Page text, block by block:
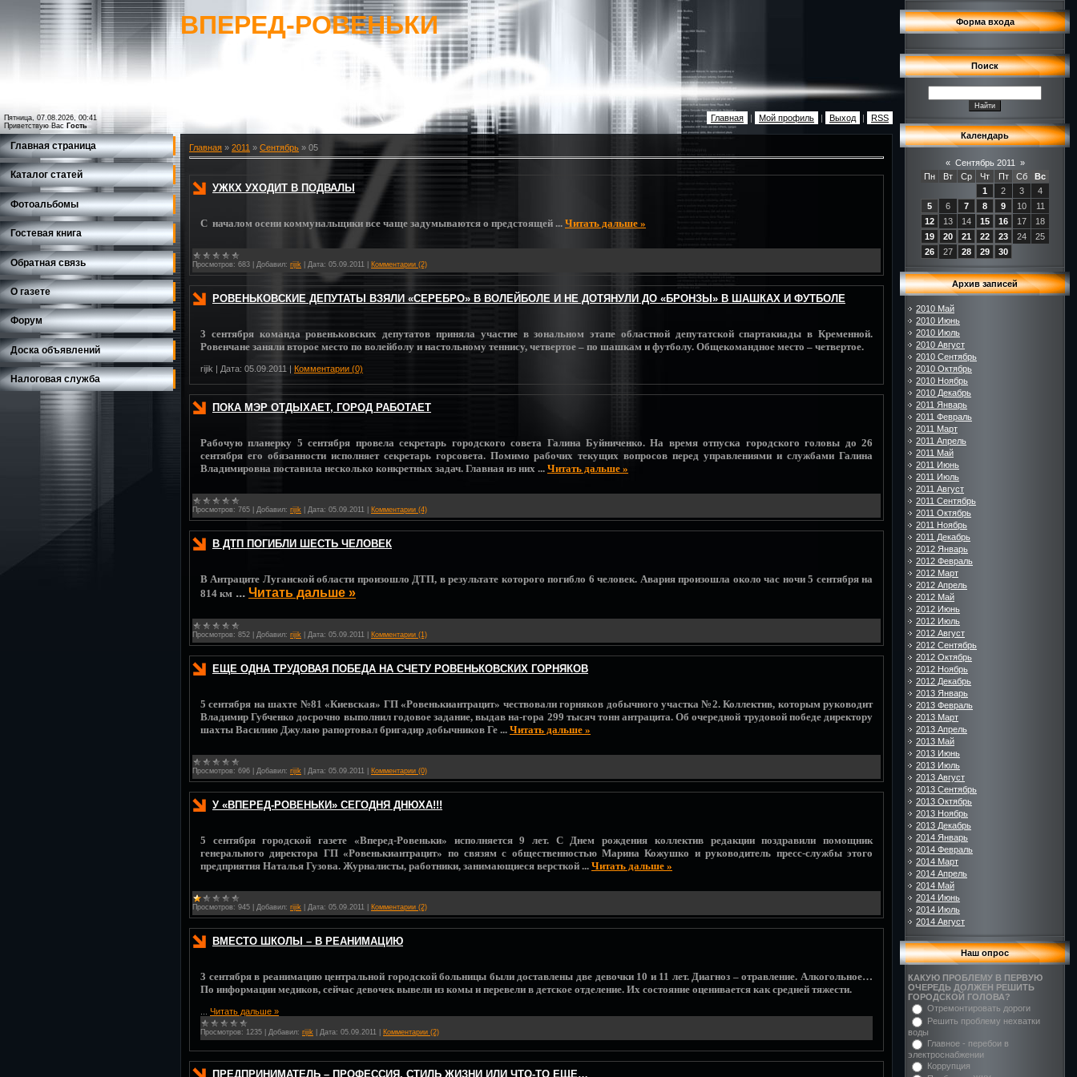
Пятница, 07.08.2026, 00:41
Приветствую Вас Гость
ВПЕРЕД-РОВЕНЬКИ
Главная | Мой профиль | Выход | RSS
Главная страница
Каталог статей
Фотоальбомы
Гостевая книга
Обратная связь
О газете
Форум
Доска объявлений
Налоговая служба
Главная » 2011 » Сентябрь » 05
УЖКХ УХОДИТ В ПОДВАЛЫ
С началом осени коммунальщики все чаще задумываются о предстоящей ... Читать дальше »
Просмотров: 683 Добавил: rijik Дата: 05.09.2011 Комментарии (2)
РОВЕНЬКОВСКИЕ ДЕПУТАТЫ ВЗЯЛИ «СЕРЕБРО» В ВОЛЕЙБОЛЕ И НЕ ДОТЯНУЛИ ДО «БРОНЗЫ» В ШАШКАХ И ФУТБОЛЕ
3 сентября команда ровеньковских депутатов приняла участие в зональном этапе областной депутатской спартакиады в Кременной.
Ровенчане заняли второе место по волейболу и настольному теннису, четвертое – по шашкам и футболу. Общекомандное место – четвертое.
rijik | Дата: 05.09.2011 | Комментарии (0)
ПОКА МЭР ОТДЫХАЕТ, ГОРОД РАБОТАЕТ
Рабочую планерку 5 сентября провела секретарь городского совета Галина Буйниченко. На время отпуска городского головы до 26
сентября его обязанности исполняет секретарь горсовета. Помимо рабочих текущих вопросов перед управлениями и службами Галина
Владимировна поставила несколько конкретных задач. Главная из них ... Читать дальше »
Просмотров: 765 Добавил: rijik Дата: 05.09.2011 Комментарии (4)
В ДТП ПОГИБЛИ ШЕСТЬ ЧЕЛОВЕК
В Антраците Луганской области произошло ДТП, в результате которого погибло 6 человек. Авария произошла около час ночи 5 сентября на
814 км ... Читать дальше »
Просмотров: 852 Добавил: rijik Дата: 05.09.2011 Комментарии (1)
ЕЩЕ ОДНА ТРУДОВАЯ ПОБЕДА НА СЧЕТУ РОВЕНЬКОВСКИХ ГОРНЯКОВ
5 сентября на шахте №81 «Киевская» ГП «Ровенькиантрацит» чествовали горняков добычного участка №2. Коллектив, которым руководит
Владимир Губченко досрочно выполнил годовое задание, выдав на-гора 299 тысяч тонн антрацита. Об очередной трудовой победе директору
шахты Василию Джулаю рапортовал бригадир добычников Ге ... Читать дальше »
Просмотров: 696 Добавил: rijik Дата: 05.09.2011 Комментарии (0)
У «ВПЕРЕД-РОВЕНЬКИ» СЕГОДНЯ ДНЮХА!!!
5 сентября городской газете «Вперед-Ровеньки» исполняется 9 лет. С Днем рождения коллектив редакции поздравили помощник
генерального директора ГП «Ровенькиантрацит» по связям с общественностью Марина Кожушко и руководитель пресс-службы этого
предприятия Наталья Гузова. Журналисты, работники, занимающиеся версткой ... Читать дальше »
Просмотров: 945 Добавил: rijik Дата: 05.09.2011 Комментарии (2)
ВМЕСТО ШКОЛЫ – В РЕАНИМАЦИЮ
3 сентября в реанимацию центральной городской больницы были доставлены две девочки 10 и 11 лет. Диагноз – отравление. Алкогольное…
По информации медиков, сейчас девочек вывели из комы и перевели в детское отделение. Их состояние оценивается как средней тяжести.
Читать дальше »
Просмотров: 1235 Добавил: rijik Дата: 05.09.2011 Комментарии (2)
ПРЕДПРИНИМАТЕЛЬ – ПРОФЕССИЯ, СТИЛЬ ЖИЗНИ ИЛИ ЧТО-ТО ЕЩЕ…
Форма входа
Поиск
Календарь
« Сентябрь 2011
»
Пн
Вт Ср Чт Пт Сб
Вс
1
2 3
4
5
6 7 8 9 10
11
12
13 14 15 16 17
18
19
20 21 22 23 24
25
26
27 28 29 30
Архив записей
2010 Май
2010 Июнь
2010 Июль
2010 Август
2010 Сентябрь
2010 Октябрь
2010 Ноябрь
2010 Декабрь
2011 Январь
2011 Февраль
2011 Март
2011 Апрель
2011 Май
2011 Июнь
2011 Июль
2011 Август
2011 Сентябрь
2011 Октябрь
2011 Ноябрь
2011 Декабрь
2012 Январь
2012 Февраль
2012 Март
2012 Апрель
2012 Май
2012 Июнь
2012 Июль
2012 Август
2012 Сентябрь
2012 Октябрь
2012 Ноябрь
2012 Декабрь
2013 Январь
2013 Февраль
2013 Март
2013 Апрель
2013 Май
2013 Июнь
2013 Июль
2013 Август
2013 Сентябрь
2013 Октябрь
2013 Ноябрь
2013 Декабрь
2014 Январь
2014 Февраль
2014 Март
2014 Апрель
2014 Май
2014 Июнь
2014 Июль
2014 Август
Наш опрос
КАКУЮ ПРОБЛЕМУ В ПЕРВУЮ
ОЧЕРЕДЬ ДОЛЖЕН РЕШИТЬ
ГОРОДСКОЙ ГОЛОВА?
Отремонтировать дороги
Решить проблему нехватки
воды
Главное - перебои в
электроснабжении
Коррупция